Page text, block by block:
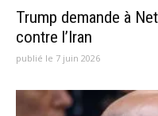
Trump demande à
contre l’Iran
publié le 7 juin 2026